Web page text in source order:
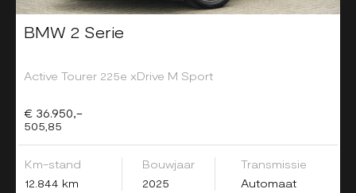
BMW 2 Serie
Active Tourer 225e xDrive M Sport
€ 36.950,-
505,85
Km-stand
12.844 km
Bouwjaar
2025
Transmissie
Automaat